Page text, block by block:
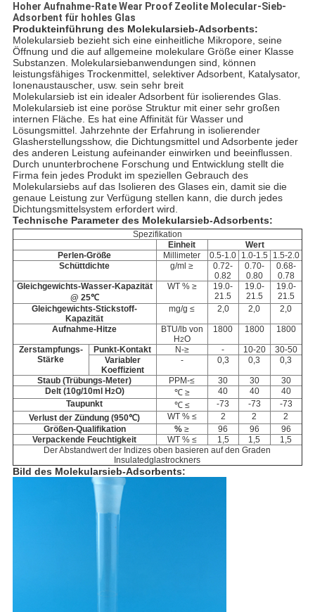
Hoher Aufnahme-Rate Wear Proof Zeolite Molecular-Sieb-
Adsorbent für hohles Glas
Produkteinführung des Molekularsieb-Adsorbents:
Molekularsieb bezieht sich eine einheitliche Mikropore, seine
Öffnung und die auf allgemeine molekulare Größe einer Klasse
Substanzen. Molekularsiebanwendungen sind, können
leistungsfähiges Trockenmittel, selektiver Adsorbent, Katalysator,
Ionenaustauscher, usw. sein sehr breit
Molekularsieb ist ein idealer Adsorbent für isolierendes Glas.
Molekularsieb ist eine poröse Struktur mit einer sehr großen
internen Fläche. Es hat eine Affinität für Wasser und
Lösungsmittel. Jahrzehnte der Erfahrung in isolierender
Glasherstellungsshow, die Dichtungsmittel und Adsorbente jeder
des anderen Leistung aufeinander einwirken und beeinflussen.
Durch ununterbrochene Forschung und Entwicklung stellt die
Firma fein jedes Produkt im speziellen Gebrauch des
Molekularsiebs auf das Isolieren des Glases ein, damit sie die
genaue Leistung zur Verfügung stellen kann, die durch jedes
Dichtungsmittelsystem erfordert wird.
Technische Parameter des Molekularsieb-Adsorbents:
Spezifikation
Einheit
Wert
Perlen-Größe
Millimeter 0.5-1.0 1.0-1.5
1.5-2.0
Schüttdichte
g/ml ≥
0.72-
0.82
0.70-
0.80
0.68-
0.78
Gleichgewichts-Wasser-Kapazität
@ 25℃
WT % ≥
19.0-
21.5
19.0-
21.5
19.0-
21.5
Gleichgewichts-Stickstoff-
Kapazität
mg/g ≤ 2,0 2,0 2,0
Aufnahme-Hitze
BTU/lb von
H2O
1800 1800 1800
Zerstampfungs-
Stärke
Punkt-Kontakt N-≥ - 10-20
30-50
Variabler
Koeffizient
- 0,3 0,3 0,3
Staub (Trübungs-Meter) PPM-≤ 30 30
30
Delt (10g/10ml H2O) ℃ ≥ 40 40
40
Taupunkt
℃ ≤ -73 -73
-73
Verlust der Zündung (950℃)
WT % ≤ 2 2
2
Größen-Qualifikation
% ≥ 96 96
96
Verpackende Feuchtigkeit
WT % ≤ 1,5 1,5
1,5
Der Abstandwert der Indizes oben basieren auf den Graden
Insulatedglastrockners
Bild des Molekularsieb-Adsorbents: